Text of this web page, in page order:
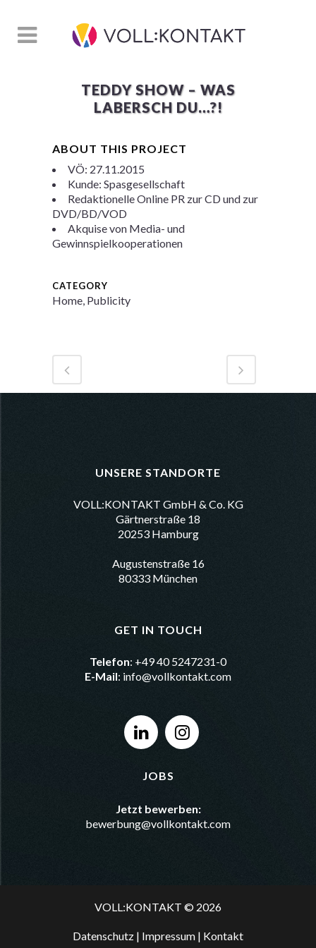
TEDDY SHOW – WAS
LABERSCH DU…?!
ABOUT THIS PROJECT
VÖ: 27.11.2015
Kunde: Spasgesellschaft
Redaktionelle Online PR zur CD und zur
DVD/BD/VOD
Akquise von Media- und
Gewinnspielkooperationen
CATEGORY
Home, Publicity
UNSERE STANDORTE
VOLL:KONTAKT GmbH & Co. KG
Gärtnerstraße 18
20253 Hamburg
Augustenstraße 16
80333 München
GET IN TOUCH
Telefon: +49 40 5247231-0
E-Mail: info@vollkontakt.com
JOBS
Jetzt bewerben:
bewerbung@vollkontakt.com
VOLL:KONTAKT © 2026
Datenschutz | Impressum | Kontakt